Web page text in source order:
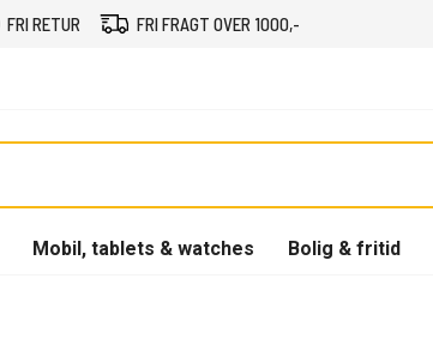
FRI RETUR FRI FRAGT OVER 1000,-
Mobil, tablets & watches Bolig & fritid